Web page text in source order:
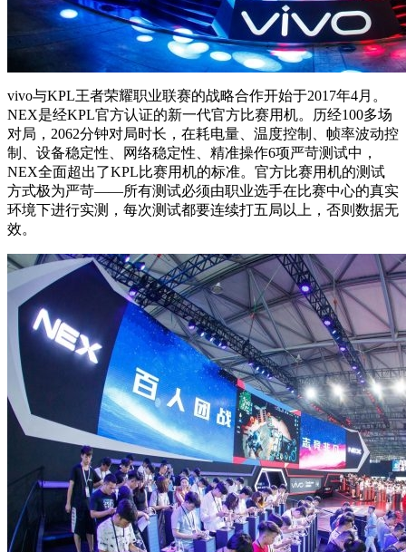
vivo与KPL王者荣耀职业联赛的战略合作开始于2017年4月。
NEX是经KPL官方认证的新一代官方比赛用机。历经100多场
对局，2062分钟对局时长，在耗电量、温度控制、帧率波动控
制、设备稳定性、网络稳定性、精准操作6项严苛测试中，
NEX全面超出了KPL比赛用机的标准。官方比赛用机的测试
方式极为严苛——所有测试必须由职业选手在比赛中心的真实
环境下进行实测，每次测试都要连续打五局以上，否则数据无
效。